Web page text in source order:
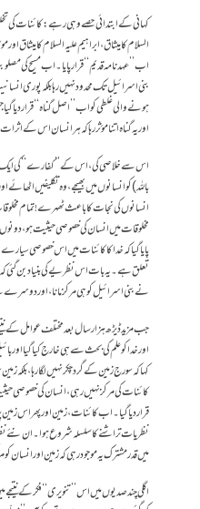
کہانی کے ابتدائی حصے وہی رہے: کائنات کی
السلام کا میثاق، ابراہیم علیہ السلام کا میثاق
اب ’’عہدنامہ قدیم‘‘ قرار پایا۔ اب مسیح کی
بنی اسرائیل تک محدود نہیں رہا بلکہ پوری
ہونے والی غلطی کو اب ’’اصل گناہ‘‘ قرار دیا
اور یہ گناہ اتنا مؤثر رہا کہ ہر انسان اس کے اثرات
اس سے خلاصی کی ، اس کے ’’کفارے‘‘کی ایک
باللہ)کو انسانوں میں بھیجے ، وہ تکلیفیں
انسانوں کی نجات کا باعث ٹھہرے! تمام
مخلوقات میں انسان کی خصوصی حیثیت ہو،
پایا گیا کہ خدا کا کائنات میں اس خصوصی
تعلق ہے۔ یہ بات اس نظریے کی بنیاد بن گئی
نے بنی اسرائیل کو ہی مرکز مانا، اور
جب مزید ڈیڑھ ہزار سال بعد مختلف عوامل
اور خدا کو علم کی بحث سے ہی خارج کیا گیا اور
کہا کہ سورج زمین کے گرد چکر نہیں لگارہا،
کائنات کی مرکز نہیں رہی، انسان کی خصوصی
قرار دیا گیا۔ اب کائنات ، زمین اور پھر اس
نظریات تراشنے کا سلسلہ شروع ہوا۔ ان نئے
میں قدر مشترک یہ موجود رہی کہ زمین اور
اگلی چند صدیوں میں اس ’’تنویری‘‘ فکر کے